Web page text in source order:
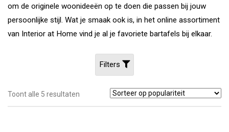
om de originele woonideeën op te doen die passen bij jouw
persoonlijke stijl. Wat je smaak ook is, in het online assortiment
van Interior at Home vind je al je favoriete bartafels bij elkaar.
Filters
Toont alle 5 resultaten Gesorteerd